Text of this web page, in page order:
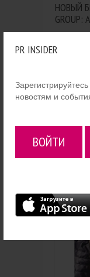
PR INSIDER
новостям и
ВОЙТИ
НОВЫЙ
GROUP:
За
по
www.ann-